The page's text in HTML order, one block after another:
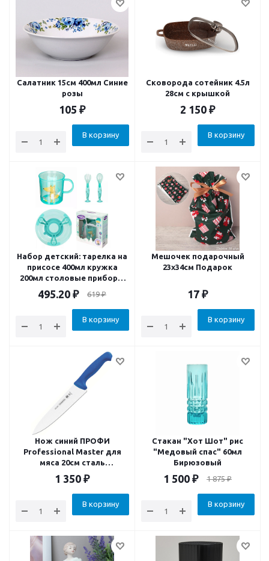
Салатник 15см 400мл Синие
розы
105 ₽
В корзину
Сковорода сотейник 4.5л
28см с крышкой
2 150 ₽
В корзину
Набор детский: тарелка на
присосе 400мл кружка
200мл столовые приборы
на присосе зеленый
495.20 ₽ 619₽
В корзину
Мешочек подарочный
23х34см Подарок
17 ₽
В корзину
Нож синий ПРОФИ
Professional Master для
мяса 20см сталь
1.4110/Sandvik12C27
антибакт. Ручка
1 350 ₽
В корзину
Стакан "Хот Шот" рис
"Медовый спас" 60мл
Бирюзовый
1 500 ₽ 1 875₽
В корзину